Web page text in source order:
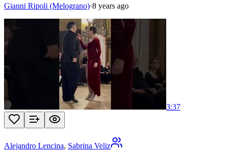
Gianni Ripoli (Melograno)·8 years ago
3:37
Alejandro Lencina, Sabrina Veliz